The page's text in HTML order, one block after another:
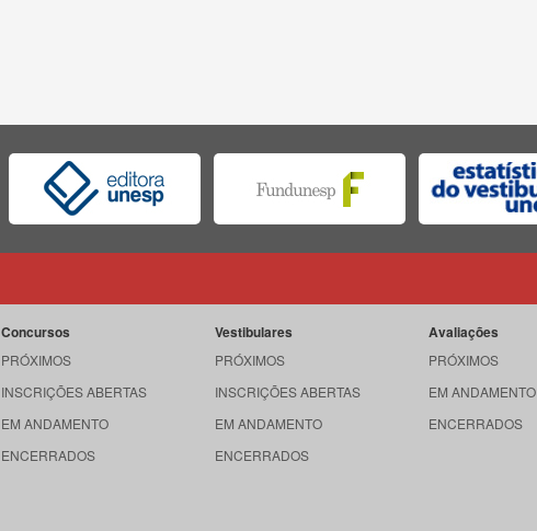
Concursos
PRÓXIMOS
INSCRIÇÕES ABERTAS
EM ANDAMENTO
ENCERRADOS
Vestibulares
PRÓXIMOS
INSCRIÇÕES ABERTAS
EM ANDAMENTO
ENCERRADOS
Avaliações
PRÓXIMOS
EM ANDAMENTO
ENCERRADOS